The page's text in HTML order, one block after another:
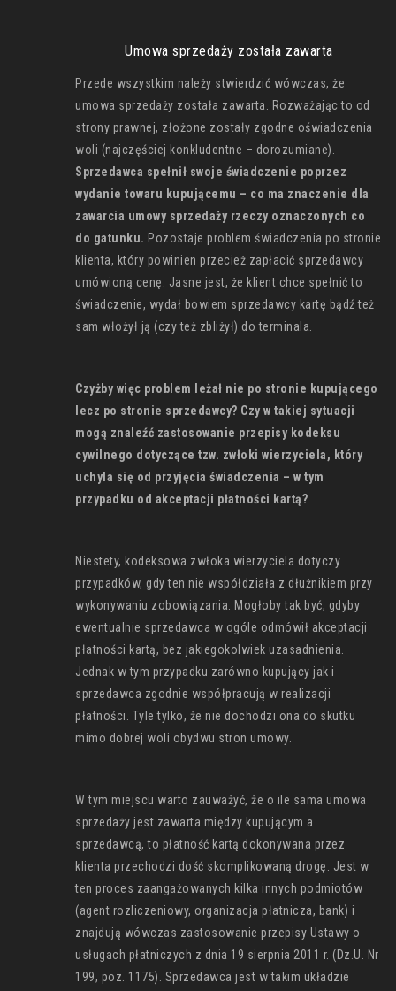
Umowa sprzedaży została zawarta
Przede wszystkim należy stwierdzić wówczas, że
umowa sprzedaży została zawarta. Rozważając to od
strony prawnej, złożone zostały zgodne oświadczenia
woli (najczęściej konkludentne – dorozumiane).
Sprzedawca spełnił swoje świadczenie poprzez
wydanie towaru kupującemu – co ma znaczenie dla
zawarcia umowy sprzedaży rzeczy oznaczonych co
do gatunku. Pozostaje problem świadczenia po stronie
klienta, który powinien przecież zapłacić sprzedawcy
umówioną cenę. Jasne jest, że klient chce spełnić to
świadczenie, wydał bowiem sprzedawcy kartę bądź też
sam włożył ją (czy też zbliżył) do terminala.
Czyżby więc problem leżał nie po stronie kupującego
lecz po stronie sprzedawcy? Czy w takiej sytuacji
mogą znaleźć zastosowanie przepisy kodeksu
cywilnego dotyczące tzw. zwłoki wierzyciela, który
uchyla się od przyjęcia świadczenia – w tym
przypadku od akceptacji płatności kartą?
Niestety, kodeksowa zwłoka wierzyciela dotyczy
przypadków, gdy ten nie współdziała z dłużnikiem przy
wykonywaniu zobowiązania. Mogłoby tak być, gdyby
ewentualnie sprzedawca w ogóle odmówił akceptacji
płatności kartą, bez jakiegokolwiek uzasadnienia.
Jednak w tym przypadku zarówno kupujący jak i
sprzedawca zgodnie współpracują w realizacji
płatności. Tyle tylko, że nie dochodzi ona do skutku
mimo dobrej woli obydwu stron umowy.
W tym miejscu warto zauważyć, że o ile sama umowa
sprzedaży jest zawarta między kupującym a
sprzedawcą, to płatność kartą dokonywana przez
klienta przechodzi dość skomplikowaną drogę. Jest w
ten proces zaangażowanych kilka innych podmiotów
(agent rozliczeniowy, organizacja płatnicza, bank) i
znajdują wówczas zastosowanie przepisy Ustawy o
usługach płatniczych z dnia 19 sierpnia 2011 r. (Dz.U. Nr
199, poz. 1175). Sprzedawca jest w takim układzie